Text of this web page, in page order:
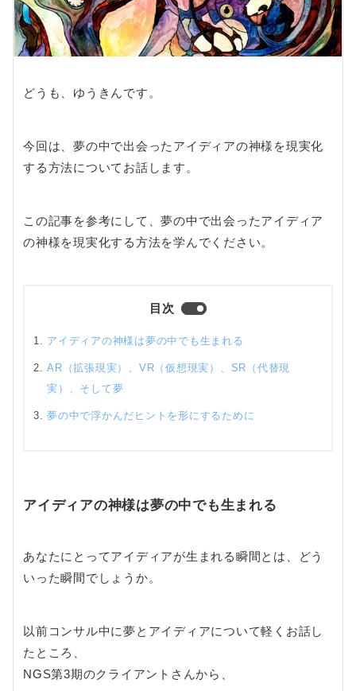
どうも、ゆうきんです。
今回は、夢の中で出会ったアイディアの神様を現実化
する方法についてお話します。
この記事を参考にして、夢の中で出会ったアイディア
の神様を現実化する方法を学んでください。
目次
アイディアの神様は夢の中でも生まれる
AR（拡張現実）、VR（仮想現実）、SR（代替現
実）、そして夢
夢の中で浮かんだヒントを形にするために
アイディアの神様は夢の中でも生まれる
あなたにとってアイディアが生まれる瞬間とは、どう
いった瞬間でしょうか。
以前コンサル中に夢とアイディアについて軽くお話し
たところ、
NGS第3期のクライアントさんから、